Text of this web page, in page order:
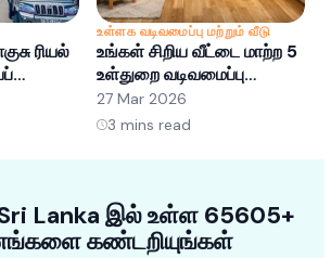
ரியல்
உள்ளக வடிவமைப்பு மற்றும் வீடு
உங்கள் சிறிய வீட்டை மாற்ற 5
உள்துறை வடிவமைப்பு
ஹேக்குகள்
27 Mar 2026
3 mins read
Lanka இல் உள்ள 65605+
கண்டறியுங்கள்